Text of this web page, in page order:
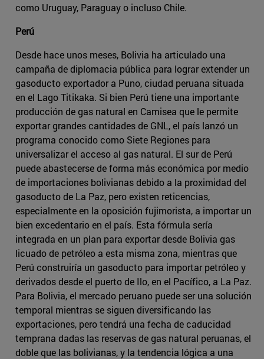
como Uruguay, Paraguay o incluso Chile.
Perú
Desde hace unos meses, Bolivia ha articulado una
campaña de diplomacia pública para lograr extender un
gasoducto exportador a Puno, ciudad peruana situada
en el Lago Titikaka. Si bien Perú tiene una importante
producción de gas natural en Camisea que le permite
exportar grandes cantidades de GNL, el país lanzó un
programa conocido como Siete Regiones para
universalizar el acceso al gas natural. El sur de Perú
puede abastecerse de forma más económica por medio
de importaciones bolivianas debido a la proximidad del
gasoducto de La Paz, pero existen reticencias,
especialmente en la oposición fujimorista, a importar un
bien excedentario en el país. Esta fórmula sería
integrada en un plan para exportar desde Bolivia gas
licuado de petróleo a esta misma zona, mientras que
Perú construiría un gasoducto para importar petróleo y
derivados desde el puerto de Ilo, en el Pacífico, a La Paz.
Para Bolivia, el mercado peruano puede ser una solución
temporal mientras se siguen diversificando las
exportaciones, pero tendrá una fecha de caducidad
temprana dadas las reservas de gas natural peruanas, el
doble que las bolivianas, y la tendencia lógica a una